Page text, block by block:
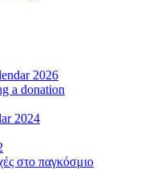
2026
a donation
2024
στο παγκόσμιο